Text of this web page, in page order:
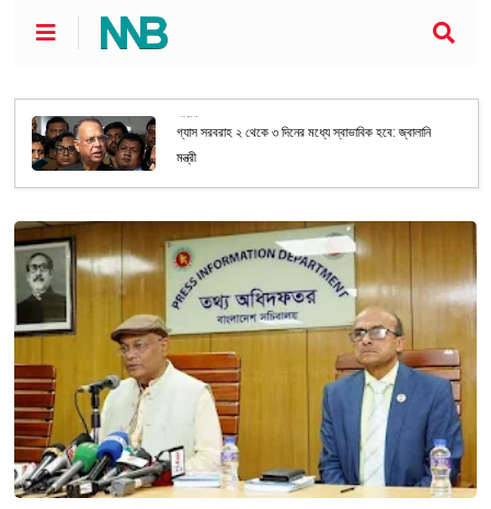
গ্যাস সরবরাহ ২ থেকে ৩ দিনের মধ্যে স্বাভাবিক হবে: জ্বালানি
মন্ত্রী